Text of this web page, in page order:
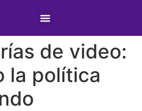
de video:
la política